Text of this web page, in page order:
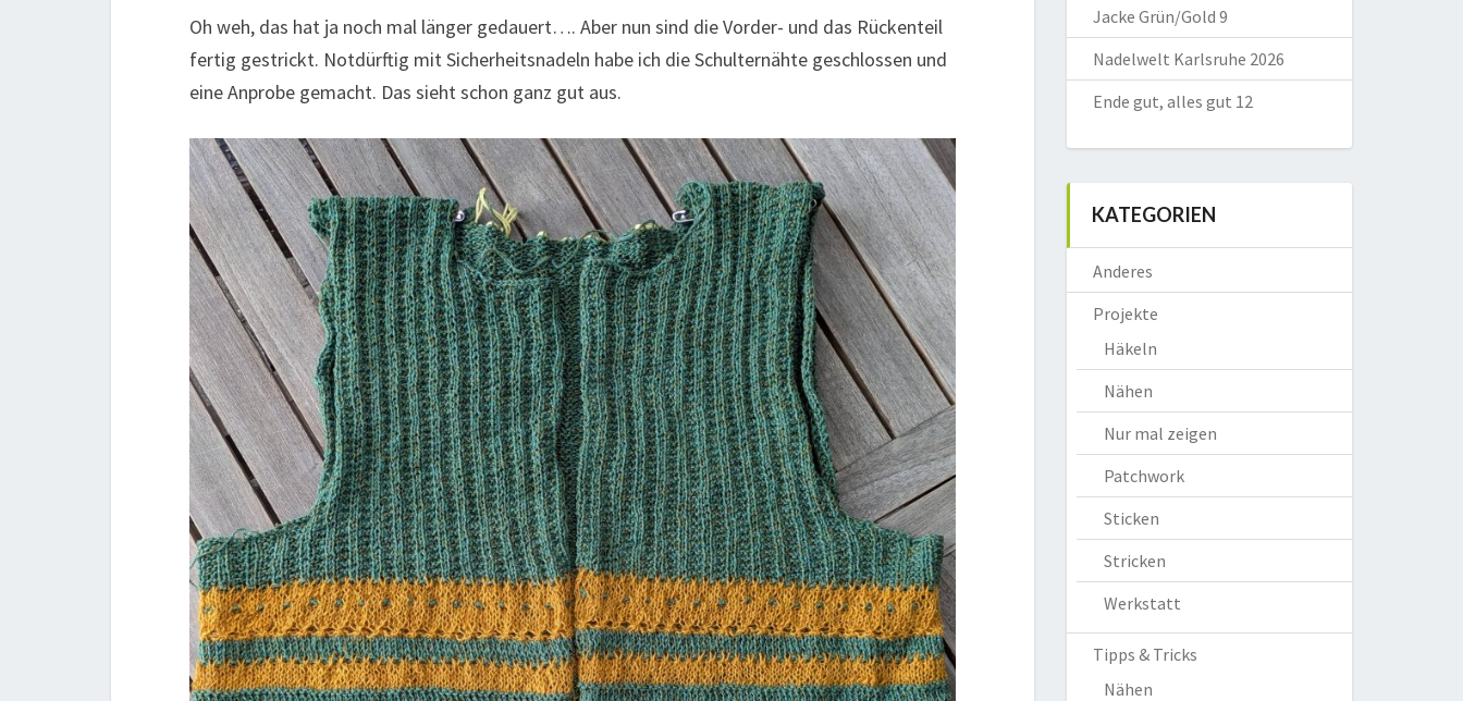
Oh weh, das hat ja noch mal länger gedauert…. Aber nun sind die Vorder- und das Rückenteil
fertig gestrickt. Notdürftig mit Sicherheitsnadeln habe ich die Schulternähte geschlossen und
eine Anprobe gemacht. Das sieht schon ganz gut aus.
Jacke Grün/Gold 9
Nadelwelt Karlsruhe 2026
Ende gut, alles gut 12
KATEGORIEN
Anderes
Projekte
Häkeln
Nähen
Nur mal zeigen
Patchwork
Sticken
Stricken
Werkstatt
Tipps & Tricks
Nähen